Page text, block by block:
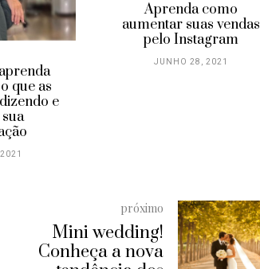
que as
e
Aprenda como
aumentar suas vendas
pelo Instagram
JUNHO 28, 2021
próximo
Mini wedding!
Conheça a nova